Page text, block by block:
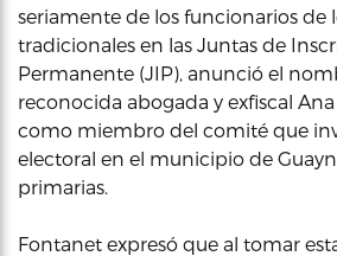
seriamente de los funcionarios de
tradicionales en las Juntas de
Permanente (JIP), anunció el
reconocida abogada y exfiscal
como miembro del comité que
electoral en el municipio de
primarias.
Fontanet expresó que al tomar